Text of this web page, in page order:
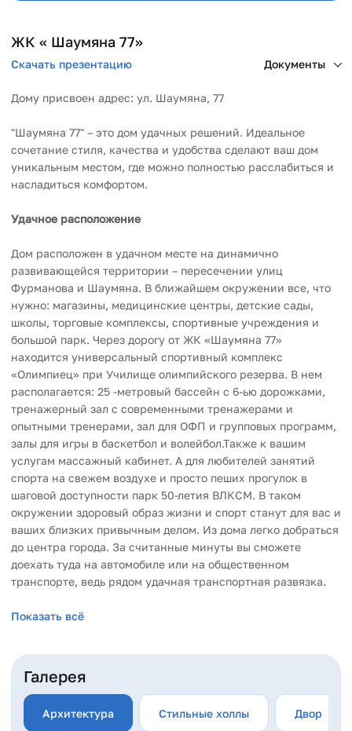
ЖК « Шаумяна 77»
Скачать презентацию Документы
Дому присвоен адрес: ул. Шаумяна, 77
"Шаумяна 77" – это дом удачных решений. Идеальное
сочетание стиля, качества и удобства сделают ваш дом
уникальным местом, где можно полностью расслабиться и
насладиться комфортом.
Удачное расположение
Дом расположен в удачном месте на динамично
развивающейся территории – пересечении улиц
Фурманова и Шаумяна. В ближайшем окружении все, что
нужно: магазины, медицинские центры, детские сады,
школы, торговые комплексы, спортивные учреждения и
большой парк. Через дорогу от ЖК «Шаумяна 77»
находится универсальный спортивный комплекс
«Олимпиец» при Училище олимпийского резерва. В нем
располагается: 25 -метровый бассейн с 6-ью дорожками,
тренажерный зал с современными тренажерами и
опытными тренерами, зал для ОФП и групповых программ,
залы для игры в баскетбол и волейбол.Также к вашим
услугам массажный кабинет. А для любителей занятий
спорта на свежем воздухе и просто пеших прогулок в
шаговой доступности парк 50-летия ВЛКСМ. В таком
окружении здоровый образ жизни и спорт станут для вас и
ваших близких привычным делом. Из дома легко добраться
до центра города. За считанные минуты вы сможете
доехать туда на автомобиле или на общественном
транспорте, ведь рядом удачная транспортная развязка.
Закрытый двор без машин
Закрытый двор-парк "Шаумяна 77" – это не просто
красивое оформление, это настоящий остров зелени и
спокойствия для вас. Мы разработали проект с учетом
многолетнего опыта, благодаря чему вам будет уютно и
комфортно проводить время во дворе. Тщательно
Показать всё
Галерея
Архитектура Стильные холлы Двор